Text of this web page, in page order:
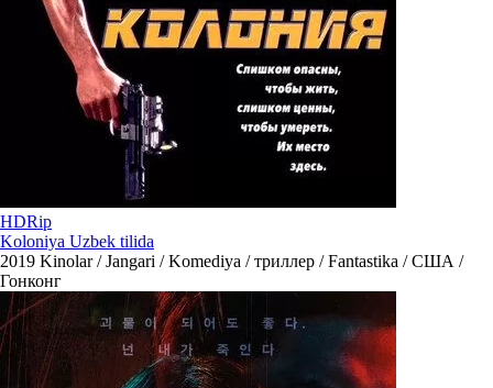
HDRip
Koloniya Uzbek tilida
2019 Kinolar / Jangari / Komediya / триллер / Fantastika / США /
Гонконг